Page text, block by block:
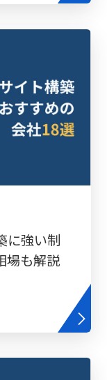
に強い制
場も解説